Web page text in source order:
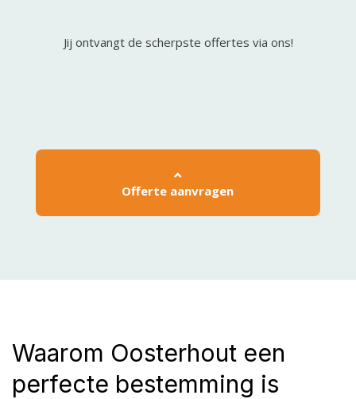
Jij ontvangt de scherpste offertes via ons!
Offerte aanvragen
Waarom Oosterhout een
perfecte bestemming is